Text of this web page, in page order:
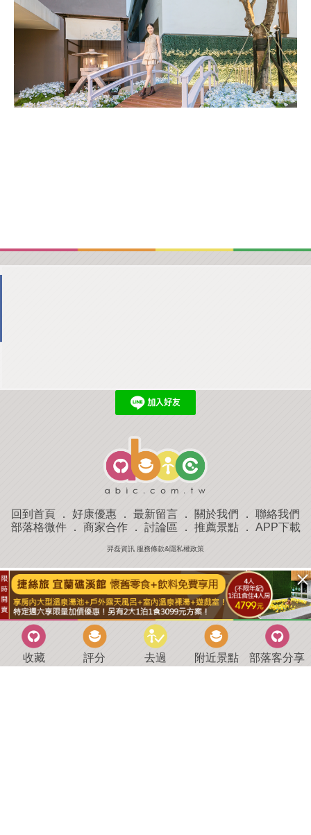
回到首頁 ． 好康優惠 ． 最新留言 ． 關於我們 ． 聯絡我們
部落格微件． 商家合作． 討論區 ． 推薦景點． APP下載
羿磊資訊 服務條款&隱私權政策
收藏 評分 去過 附近景點 部落客分享